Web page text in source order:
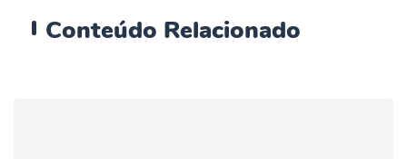
Conteúdo Relacionado